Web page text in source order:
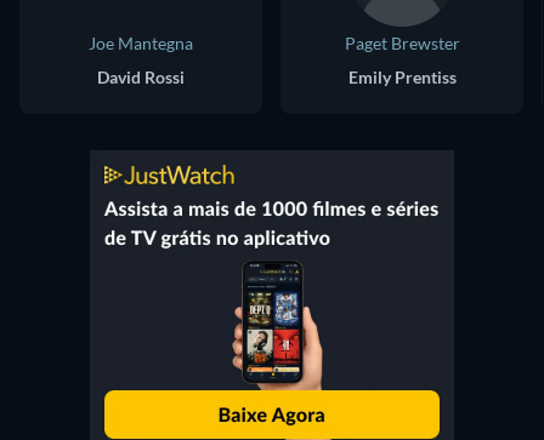
Joe Mantegna
David Rossi
Paget Brewster
Emily Prentiss